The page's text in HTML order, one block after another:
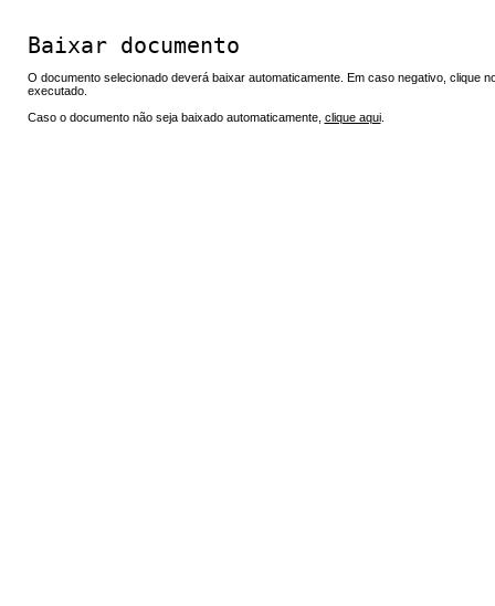
Baixar documento
O documento selecionado deverá baixar automaticamente. Em caso negativo, clique
executado.
Caso o documento não seja baixado automaticamente, clique aqui.